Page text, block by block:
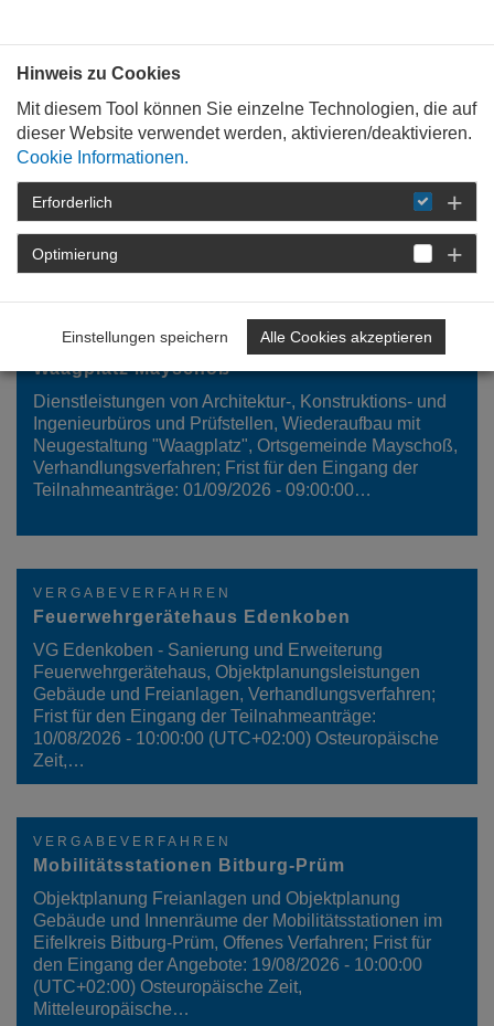
STARTSEITE
VERGABE UND WETTBEWERB
WETTBEWERBE UND VERGABEVERFAHREN
VERGABEVERFAHREN
Waagplatz Mayschoß
Dienstleistungen von Architektur-, Konstruktions- und
Ingenieurbüros und Prüfstellen, Wiederaufbau mit
Neugestaltung "Waagplatz", Ortsgemeinde Mayschoß,
Verhandlungsverfahren; Frist für den Eingang der
Teilnahmeanträge: 01/09/2026 - 09:00:00…
VERGABEVERFAHREN
Feuerwehrgerätehaus Edenkoben
VG Edenkoben - Sanierung und Erweiterung
Feuerwehrgerätehaus, Objektplanungsleistungen
Gebäude und Freianlagen, Verhandlungsverfahren;
Frist für den Eingang der Teilnahmeanträge:
10/08/2026 - 10:00:00 (UTC+02:00) Osteuropäische
Zeit,…
VERGABEVERFAHREN
Mobilitätsstationen Bitburg-Prüm
Objektplanung Freianlagen und Objektplanung
Gebäude und Innenräume der Mobilitätsstationen im
Eifelkreis Bitburg-Prüm, Offenes Verfahren; Frist für
den Eingang der Angebote: 19/08/2026 - 10:00:00
(UTC+02:00) Osteuropäische Zeit,
Mitteleuropäische…
Hinweis zu Cookies
Mit diesem Tool können Sie einzelne Technologien, die auf
dieser Website verwendet werden, aktivieren/deaktivieren.
Cookie Informationen.
Erforderlich
Optimierung
Einstellungen speichern Alle Cookies akzeptieren